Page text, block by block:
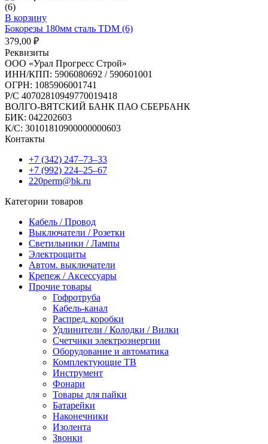
В корзину
Бокорезы 180мм сталь TDM (6)
379,00 ₽
Реквизиты
ООО «Урал Прогресс Строй»
ИНН/КПП: 5906080692 / 590601001
ОГРН: 1085906001741
Р/C 40702810949770019418
ВОЛГО-ВЯТСКИЙ БАНК ПАО СБЕРБАНК
БИК: 042202603
К/С: 30101810900000000603
Контакты
+7 (342) 247‒73‒33
+7 (992) 224‒25‒67
220perm@bk.ru
Категории товаров
Кабель / Провод
Выключатели / Розетки
Светильники / Лампы
Электрощиты
Автом. выключатели
Крепеж / Аксессуары
Прочие товары
Гофротруба
Кабель-канал
Распред. коробки
Удлинители / Колодки / Вилки
Счетчики электроэнергии
Оборудование и автоматика
Комплектующие ТВ
Инструмент
Фонари
Товары для пайки
Батарейки
Наконечники
Изолента
Звонки